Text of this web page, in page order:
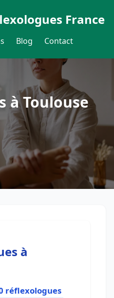
France
Blog Contact
à Toulouse
à
réflexologues